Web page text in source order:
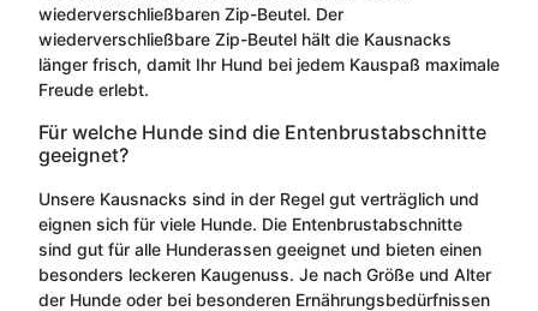
wiederverschließbaren Zip-Beutel. Der
wiederverschließbare Zip-Beutel hält die Kausnacks
länger frisch, damit Ihr Hund bei jedem Kauspaß maximale
Freude erlebt.
Für welche Hunde sind die Entenbrustabschnitte
geeignet?
Unsere Kausnacks sind in der Regel gut verträglich und
eignen sich für viele Hunde. Die Entenbrustabschnitte
sind gut für alle Hunderassen geeignet und bieten einen
besonders leckeren Kaugenuss. Je nach Größe und Alter
der Hunde oder bei besonderen Ernährungsbedürfnissen